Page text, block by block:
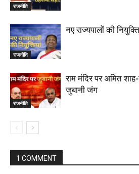
राजनीति
राजनीति
नए राज्यपालों की नियुक्ति
राजनीति
राम मंदिर पर अमित
जुबानी जंग
1 COMMENT